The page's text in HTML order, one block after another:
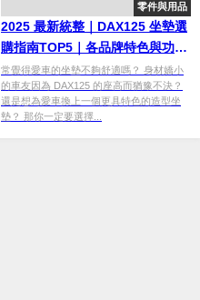
零件與用品
2025 最新統整｜DAX125 坐墊選
購指南TOP5｜各品牌特色與功能
一篇整理給你
常覺得愛車的坐墊不夠舒適嗎？ 身材嬌小
的車友因為 DAX125 的座高而猶豫不決？
還是想為愛車換上一個更具特色的造型坐
墊？ 那你一定要選擇...